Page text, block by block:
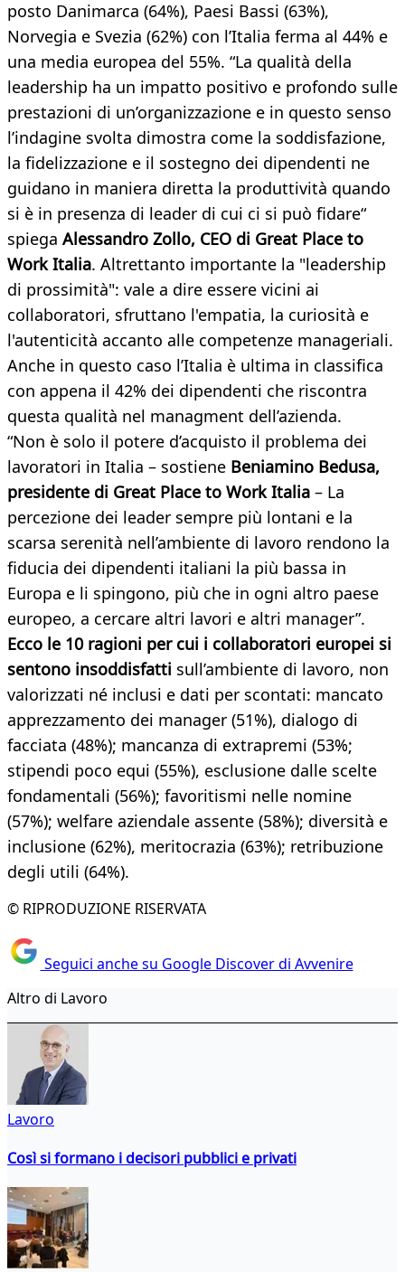
posto Danimarca (64%), Paesi Bassi (63%),
Norvegia e Svezia (62%) con l’Italia ferma al 44% e
una media europea del 55%. “La qualità della
leadership ha un impatto positivo e profondo sulle
prestazioni di un’organizzazione e in questo senso
l’indagine svolta dimostra come la soddisfazione,
la fidelizzazione e il sostegno dei dipendenti ne
guidano in maniera diretta la produttività quando
si è in presenza di leader di cui ci si può fidare“
spiega Alessandro Zollo, CEO di Great Place to
Work Italia. Altrettanto importante la "leadership
di prossimità": vale a dire essere vicini ai
collaboratori, sfruttano l'empatia, la curiosità e
l'autenticità accanto alle competenze manageriali.
Anche in questo caso l’Italia è ultima in classifica
con appena il 42% dei dipendenti che riscontra
questa qualità nel managment dell’azienda.
“Non è solo il potere d’acquisto il problema dei
lavoratori in Italia – sostiene Beniamino Bedusa,
presidente di Great Place to Work Italia – La
percezione dei leader sempre più lontani e la
scarsa serenità nell’ambiente di lavoro rendono la
fiducia dei dipendenti italiani la più bassa in
Europa e li spingono, più che in ogni altro paese
europeo, a cercare altri lavori e altri manager”.
Ecco le 10 ragioni per cui i collaboratori europei si
sentono insoddisfatti sull’ambiente di lavoro, non
valorizzati né inclusi e dati per scontati: mancato
apprezzamento dei manager (51%), dialogo di
facciata (48%); mancanza di extrapremi (53%;
stipendi poco equi (55%), esclusione dalle scelte
fondamentali (56%); favoritismi nelle nomine
(57%); welfare aziendale assente (58%); diversità e
inclusione (62%), meritocrazia (63%); retribuzione
degli utili (64%).
© RIPRODUZIONE RISERVATA
Seguici anche su Google Discover di Avvenire
Altro di Lavoro
Lavoro
Così si formano i decisori pubblici e privati